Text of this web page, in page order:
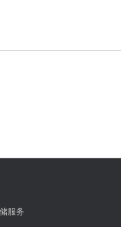
服务